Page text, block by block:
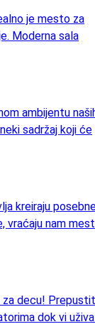
je mesto za
Moderna sala
ambijentu
sadržaj koji će
kreiraju
vraćaju nam
za decu!
dok vi